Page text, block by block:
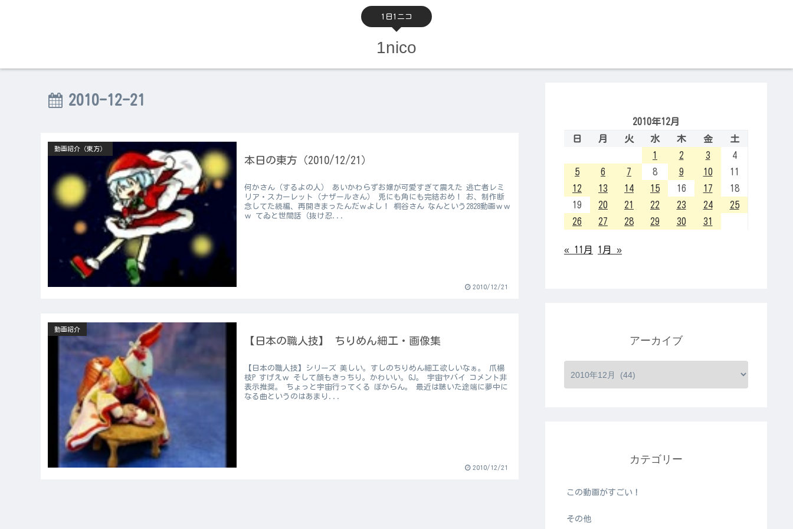
1日1ニコ
1nico
2010-12-21
動画紹介（東方）
本日の東方（2010/12/21）
何かさん（するよの人） あいかわらずお嬢が可愛すぎて震えた 逃亡者レミ
リア・スカーレット（ナザールさん） 兎にも角にも完結おめ！ お、制作断
念してた続編、再開きまったんだｗよし！ 桐谷さん なんという2828動画ｗｗ
ｗ てゐと世間話（抜け忍...
2010/12/21
動画紹介
【日本の職人技】 ちりめん細工・画像集
【日本の職人技】シリーズ 美しい。すしのちりめん細工欲しいなぁ。 爪楊
枝P すげえｗ そして顔もきっちり。かわいい。GJ。 宇宙ヤバイ コメント非
表示推奨。 ちょっと宇宙行ってくる ぼからん。 最近は聴いた途端に夢中に
なる曲というのはあまり...
2010/12/21
2010年12月
日
月 火 水 木 金
土
1
2 3
4
5
6 7 8 9 10
11
12
13 14 15 16 17
18
19
20 21 22 23 24
25
26
27 28 29 30 31
« 11月 1月 »
アーカイブ
カテゴリー
この動画がすごい！
その他